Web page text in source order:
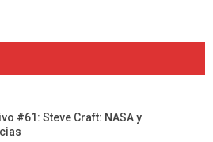
#61: Steve Craft: NASA y